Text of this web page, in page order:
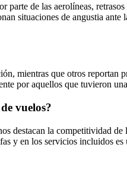
de las aerolíneas,
situaciones de angustia ante
mientras que otros reportan
por aquellos que tuvieron
vuelos?
destacan la competitividad
y en los servicios incluidos